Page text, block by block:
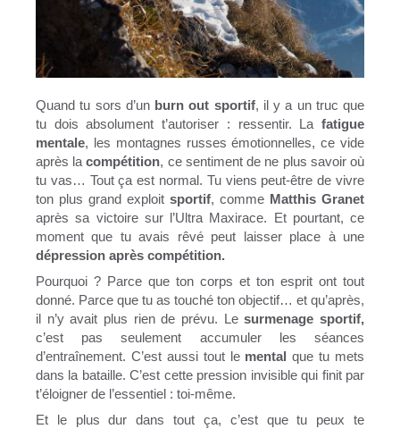
Quand tu sors d’unburn out sportif, il y a un truc que
tu dois absolument t’autoriser : ressentir. La fatigue
mentale, les montagnes russes émotionnelles, ce vide
après lacompétition, ce sentiment de ne plus savoir où
tu vas… Tout ça est normal. Tu viens peut-être de vivre
ton plus grand exploit sportif, comme Matthis Granet
après sa victoire sur l’Ultra Maxirace. Et pourtant, ce
moment que tu avais rêvé peut laisser place à une
dépression après compétition.
Pourquoi ? Parce que ton corps et ton esprit ont tout
donné. Parce que tu as touché ton objectif… et qu’après,
il n’y avait plus rien de prévu. Lesurmenage sportif,
c’est pas seulement accumuler les séances
d’entraînement. C’est aussi tout le mental que tu mets
dans la bataille. C’est cette pression invisible qui finit par
t’éloigner de l’essentiel : toi-même.
Et le plus dur dans tout ça, c’est que tu peux te